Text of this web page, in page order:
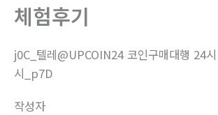
체험후기
j0C_텔레@UPCOIN24 코인구매대행 24
시_p7D
작성자